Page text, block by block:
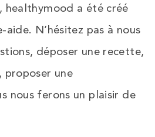
healthymood a été créé
aide. N’hésitez pas à nous
déposer une recette,
proposer une
nous ferons un plaisir de